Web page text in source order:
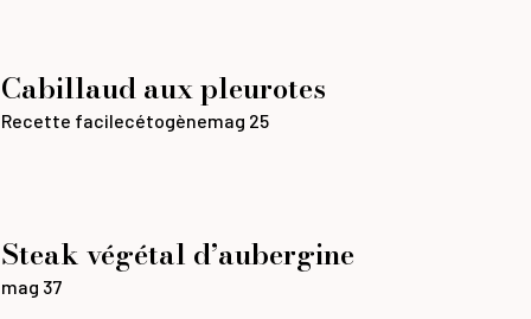
Cabillaud aux pleurotes
Recette facilecétogènemag 25
Steak végétal d’aubergine
mag 37